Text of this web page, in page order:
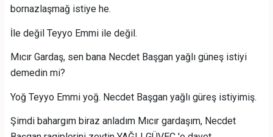
bornazlaşmağ istiye he.
İle değil Teyyo Emmi ile değil.
Mıcır Gardaş, sen bana Necdet Başgan yağlı güneş istiyi
demedin mi?
Yoğ Teyyo Emmi yoğ. Necdet Başgan yağlı güreş istiyimiş.
Şimdi bahargım biraz anladım Mıcır gardaşım, Necdet